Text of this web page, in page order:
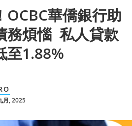
OCBC華僑銀行助
務煩惱 私人貸款
至1.88%
月, 2025